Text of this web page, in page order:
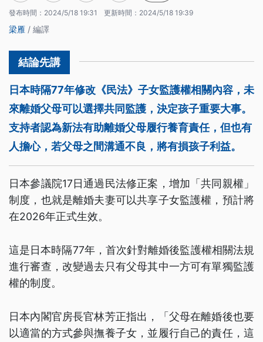
發布時間： 2024/5/18 19:31 更新時間： 2024/5/18 19:39
梁雁 / 編譯
日本時隔77年修改《民法》子女監護權相關內容，未
來離婚父母可以選擇共同監護，決定孩子重要大事。
支持者認為新法有助離婚父母履行養育責任，但也有
人擔心，若父母之間溝通不良，將有損孩子利益。
日本參議院17日通過民法修正案，增加「共同親權」
制度，也就是離婚夫妻可以共享子女監護權，預計將
在2026年正式生效。
這是日本時隔77年，首次針對離婚後監護權相關法規
進行審查，改變過去只有父母其中一方可有單獨監護
權的制度。
日本內閣官房長官林芳正指出，「父母在離婚後也要
以適當的方式參與撫養子女，並履行自己的責任，這